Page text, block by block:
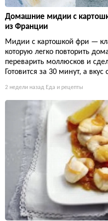
Домашние мидии с
из Франции
Мидии с картошкой фри —
которую легко повторить
переварить моллюсков и
Готовится за 30 минут, а
2 недели назад Еда и рецепты